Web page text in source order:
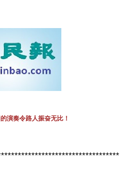
演奏令路人振奋无比！